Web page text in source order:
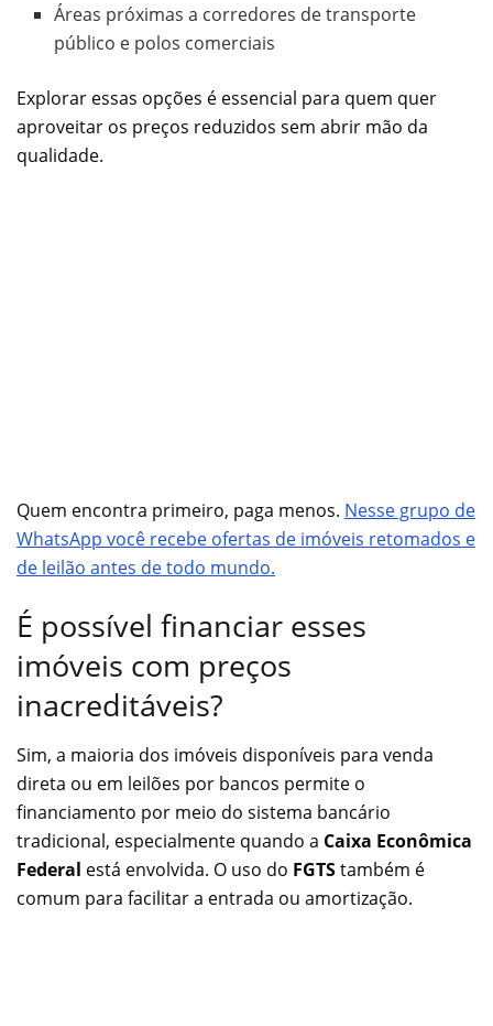
Áreas próximas a corredores de transporte
público e polos comerciais
Explorar essas opções é essencial para quem quer
aproveitar os preços reduzidos sem abrir mão da
qualidade.
Quem encontra primeiro, paga menos. Nesse grupo de
WhatsApp você recebe ofertas de imóveis retomados e
de leilão antes de todo mundo.
É possível financiar esses
imóveis com preços
inacreditáveis?
Sim, a maioria dos imóveis disponíveis para venda
direta ou em leilões por bancos permite o
financiamento por meio do sistema bancário
tradicional, especialmente quando a Caixa Econômica
Federal está envolvida. O uso do FGTStambém é
comum para facilitar a entrada ou amortização.